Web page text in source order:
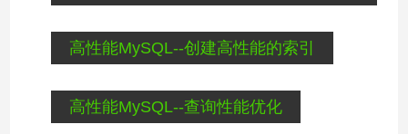
高性能MySQL--创建高性能的索引
高性能MySQL--查询性能优化